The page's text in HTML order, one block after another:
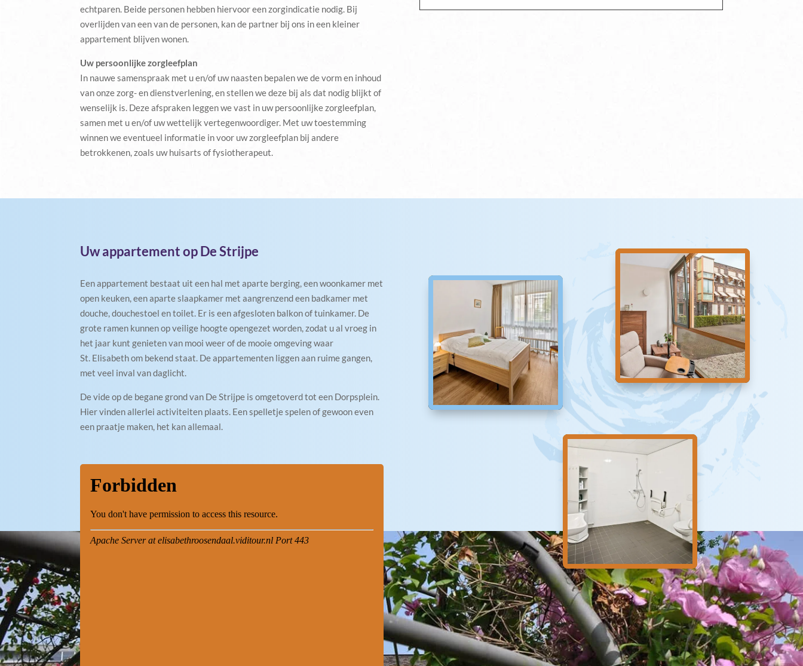
echtparen. Beide personen hebben hiervoor een zorgindicatie nodig. Bij
overlijden van een van de personen, kan de partner bij ons in een kleiner
appartement blijven wonen.
Uw persoonlijke zorgleefplan
In nauwe samenspraak met u en/of uw naasten bepalen we de vorm en inhoud
van onze zorg- en dienstverlening, en stellen we deze bij als dat nodig blijkt of
wenselijk is. Deze afspraken leggen we vast in uw persoonlijke zorgleefplan,
samen met u en/of uw wettelijk vertegenwoordiger. Met uw toestemming
winnen we eventueel informatie in voor uw zorgleefplan bij andere
betrokkenen, zoals uw huisarts of fysiotherapeut.
Uw appartement op De Strijpe
Een appartement bestaat uit een hal met aparte berging, een woonkamer met
open keuken, een aparte slaapkamer met aangrenzend een badkamer met
douche, douchestoel en toilet. Er is een afgesloten balkon of tuinkamer. De
grote ramen kunnen op veilige hoogte opengezet worden, zodat u al vroeg in
het jaar kunt genieten van mooi weer of de mooie omgeving waar
St. Elisabeth om bekend staat. De appartementen liggen aan ruime gangen,
met veel inval van daglicht.
De vide op de begane grond van De Strijpe is omgetoverd tot een Dorpsplein.
Hier vinden allerlei activiteiten plaats. Een spelletje spelen of gewoon even
een praatje maken, het kan allemaal.